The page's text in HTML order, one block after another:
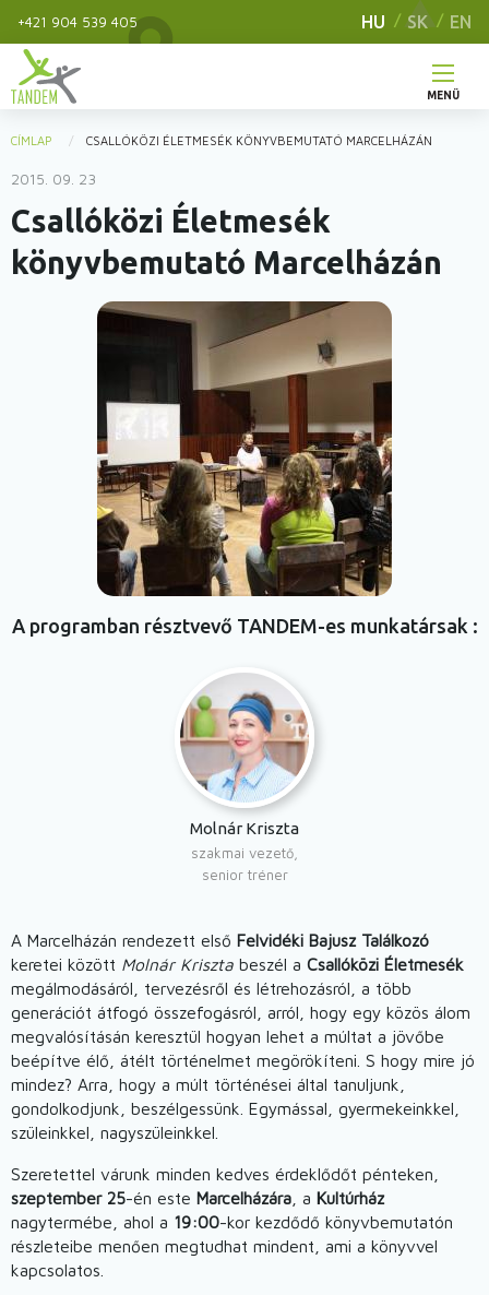
tartalomra
+421 904 539 405 HU SK EN
Main
navigation
MENÜ
here
CÍMLAP CSALLÓKÖZI ÉLETMESÉK KÖNYVBEMUTATÓ MARCELHÁZÁN
2015. 09. 23
Csallóközi Életmesék
könyvbemutató Marcelházán
A programban résztvevő TANDEM-es munkatársak
Molnár Kriszta
szakmai vezető,
senior tréner
A Marcelházán rendezett első Felvidéki Bajusz Találkozó
keretei között Molnár Kriszta beszél a Csallóközi Életmesék
megálmodásáról, tervezésről és létrehozásról, a több
generációt átfogó összefogásról, arról, hogy egy közös álom
megvalósításán keresztül hogyan lehet a múltat a jövőbe
beépítve élő, átélt történelmet megörökíteni. S hogy mire jó
mindez? Arra, hogy a múlt történései által tanuljunk,
gondolkodjunk, beszélgessünk. Egymással, gyermekeinkkel,
szüleinkkel, nagyszüleinkkel.
Szeretettel várunk minden kedves érdeklődőt pénteken,
szeptember 25-én este Marcelházára , a Kultúrház
nagytermébe, ahol a 19:00-kor kezdődő könyvbemutatón
részleteibe menően megtudhat mindent, ami a könyvvel
kapcsolatos.